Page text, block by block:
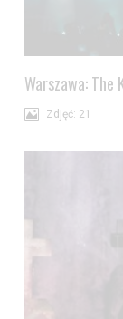
Warszawa: The
Zdjęć: 21